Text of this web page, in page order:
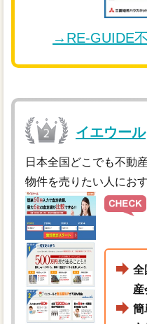
→RE-GUIDE
イエウール
日本全国どこでも不動
物件を売りたい人にお
全
産
簡